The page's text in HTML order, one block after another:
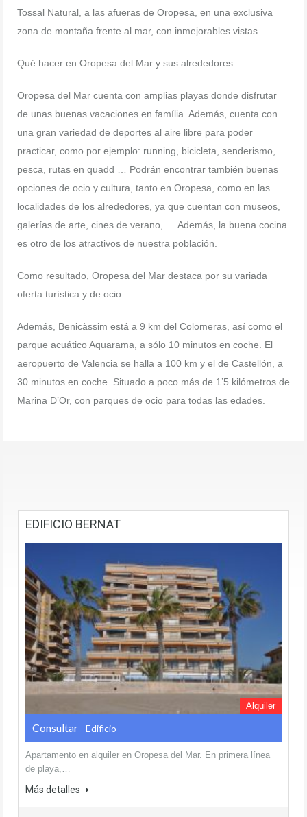
Tossal Natural, a las afueras de Oropesa, en una exclusiva
zona de montaña frente al mar, con inmejorables vistas.
Qué hacer en Oropesa del Mar y sus alrededores:
Oropesa del Mar cuenta con amplias playas donde disfrutar
de unas buenas vacaciones en família. Además, cuenta con
una gran variedad de deportes al aire libre para poder
practicar, como por ejemplo: running, bicicleta, senderismo,
pesca, rutas en quadd … Podrán encontrar también buenas
opciones de ocio y cultura, tanto en Oropesa, como en las
localidades de los alrededores, ya que cuentan con museos,
galerías de arte, cines de verano, … Además, la buena cocina
es otro de los atractivos de nuestra población.
Como resultado, Oropesa del Mar destaca por su variada
oferta turística y de ocio.
Además, Benicàssim está a 9 km del Colomeras, así como el
parque acuático Aquarama, a sólo 10 minutos en coche. El
aeropuerto de Valencia se halla a 100 km y el de Castellón, a
30 minutos en coche. Situado a poco más de 1’5 kilómetros de
Marina D’Or, con parques de ocio para todas las edades.
EDIFICIO BERNAT
Alquiler
Consultar - Edificio
Apartamento en alquiler en Oropesa del Mar. En primera línea
de playa,…
Más detalles